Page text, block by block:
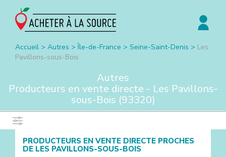
Accueil > Autres >Île-de-France > Seine-Saint-Denis > Les
Pavillons-sous-Bois
Autres
Producteurs en vente directe - Les Pavillons-
sous-Bois (93320)
PRODUCTEURS EN VENTE DIRECTE PROCHES
DE LES PAVILLONS-SOUS-BOIS